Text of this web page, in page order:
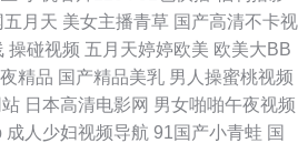
视 另类丝袜诱惑 日韩伦理在线视频 91喷浆
女的胸18禁 91PRON视频 国产区福利在线
月天 美女主播青草 国产高清不卡视
操碰视频 五月天婷婷欧美 欧美大BB
精品 国产精品美乳 男人操蜜桃视频
日本高清电影网 男女啪啪午夜视频
成人少妇视频导航 91国产小青蛙 国